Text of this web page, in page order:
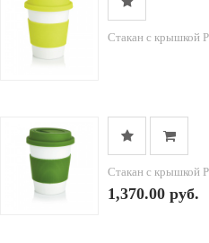
Стакан с крышкой
Стакан с крышкой
1,370.00 руб.